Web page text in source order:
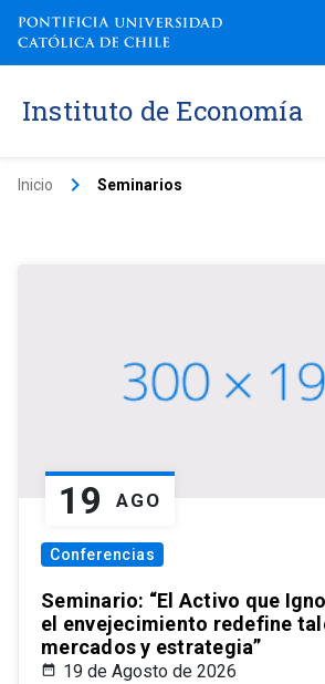
Instituto de Economía
Inicio keyboard_arrow_right Seminarios
19 AGO
Conferencias
Seminario: “El Activo que
el envejecimiento redefine
mercados y estrategia”
19 de Agosto de 2026